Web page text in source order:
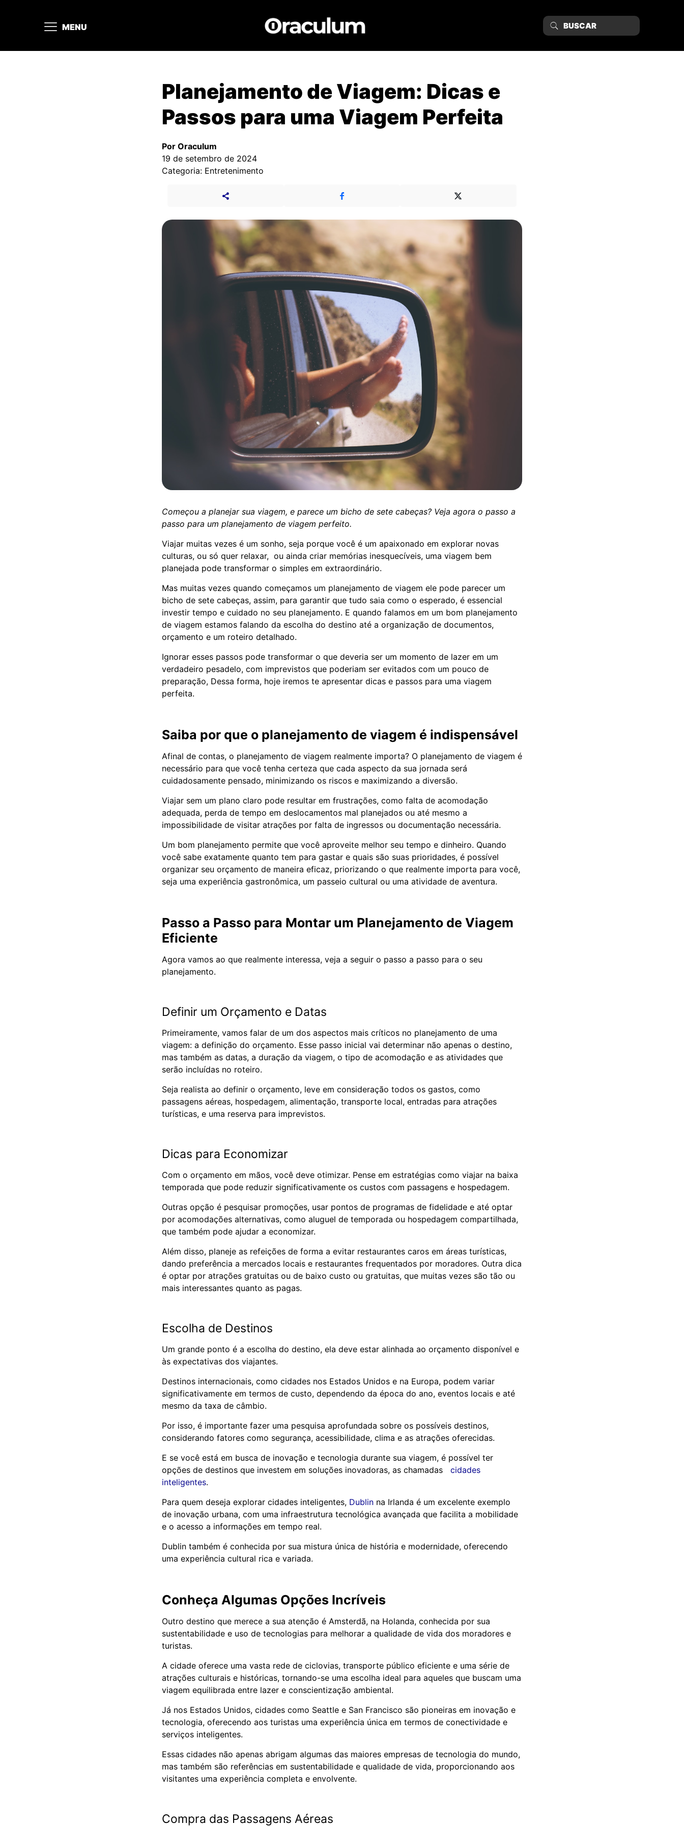
MENU
Planejamento de Viagem: Dicas e
Passos para uma Viagem Perfeita
Por Oraculum
19 de setembro de 2024
Categoria: Entretenimento
Começou a planejar sua viagem, e parece um bicho de sete cabeças? Veja agora o passo a
passo para um planejamento de viagem perfeito.
Viajar muitas vezes é um sonho, seja porque você é um apaixonado em explorar novas
culturas, ou só quer relaxar, ou ainda criar memórias inesquecíveis, uma viagem bem
planejada pode transformar o simples em extraordinário.
Mas muitas vezes quando começamos um planejamento de viagem ele pode parecer um
bicho de sete cabeças, assim, para garantir que tudo saia como o esperado, é essencial
investir tempo e cuidado no seu planejamento. E quando falamos em um bom planejamento
de viagem estamos falando da escolha do destino até a organização de documentos,
orçamento e um roteiro detalhado.
Ignorar esses passos pode transformar o que deveria ser um momento de lazer em um
verdadeiro pesadelo, com imprevistos que poderiam ser evitados com um pouco de
preparação, Dessa forma, hoje iremos te apresentar dicas e passos para uma viagem
perfeita.
Saiba por que o planejamento de viagem é indispensável
Afinal de contas, o planejamento de viagem realmente importa? O planejamento de viagem é
necessário para que você tenha certeza que cada aspecto da sua jornada será
cuidadosamente pensado, minimizando os riscos e maximizando a diversão.
Viajar sem um plano claro pode resultar em frustrações, como falta de acomodação
adequada, perda de tempo em deslocamentos mal planejados ou até mesmo a
impossibilidade de visitar atrações por falta de ingressos ou documentação necessária.
Um bom planejamento permite que você aproveite melhor seu tempo e dinheiro. Quando
você sabe exatamente quanto tem para gastar e quais são suas prioridades, é possível
organizar seu orçamento de maneira eficaz, priorizando o que realmente importa para você,
seja uma experiência gastronômica, um passeio cultural ou uma atividade de aventura.
Passo a Passo para Montar um Planejamento de Viagem
Eficiente
Agora vamos ao que realmente interessa, veja a seguir o passo a passo para o seu
planejamento.
Definir um Orçamento e Datas
Primeiramente, vamos falar de um dos aspectos mais críticos no planejamento de uma
viagem: a definição do orçamento. Esse passo inicial vai determinar não apenas o destino,
mas também as datas, a duração da viagem, o tipo de acomodação e as atividades que
serão incluídas no roteiro.
Seja realista ao definir o orçamento, leve em consideração todos os gastos, como
passagens aéreas, hospedagem, alimentação, transporte local, entradas para atrações
turísticas, e uma reserva para imprevistos.
Dicas para Economizar
Com o orçamento em mãos, você deve otimizar. Pense em estratégias como viajar na baixa
temporada que pode reduzir significativamente os custos com passagens e hospedagem.
Outras opção é pesquisar promoções, usar pontos de programas de fidelidade e até optar
por acomodações alternativas, como aluguel de temporada ou hospedagem compartilhada,
que também pode ajudar a economizar.
Além disso, planeje as refeições de forma a evitar restaurantes caros em áreas turísticas,
dando preferência a mercados locais e restaurantes frequentados por moradores. Outra dica
é optar por atrações gratuitas ou de baixo custo ou gratuitas, que muitas vezes são tão ou
mais interessantes quanto as pagas.
Escolha de Destinos
Um grande ponto é a escolha do destino, ela deve estar alinhada ao orçamento disponível e
às expectativas dos viajantes.
Destinos internacionais, como cidades nos Estados Unidos e na Europa, podem variar
significativamente em termos de custo, dependendo da época do ano, eventos locais e até
mesmo da taxa de câmbio.
Por isso, é importante fazer uma pesquisa aprofundada sobre os possíveis destinos,
considerando fatores como segurança, acessibilidade, clima e as atrações oferecidas.
E se você está em busca de inovação e tecnologia durante sua viagem, é possível ter
opções de destinos que investem em soluções inovadoras, as chamadas
cidades
inteligentes.
Para quem deseja explorar cidades inteligentes, Dublin na Irlanda é um excelente exemplo
de inovação urbana, com uma infraestrutura tecnológica avançada que facilita a mobilidade
e o acesso a informações em tempo real.
Dublin também é conhecida por sua mistura única de história e modernidade, oferecendo
uma experiência cultural rica e variada.
Conheça Algumas Opções Incríveis
Outro destino que merece a sua atenção é Amsterdã, na Holanda, conhecida por sua
sustentabilidade e uso de tecnologias para melhorar a qualidade de vida dos moradores e
turistas.
A cidade oferece uma vasta rede de ciclovias, transporte público eficiente e uma série de
atrações culturais e históricas, tornando-se uma escolha ideal para aqueles que buscam uma
viagem equilibrada entre lazer e conscientização ambiental.
Já nos Estados Unidos, cidades como Seattle e San Francisco são pioneiras em inovação e
tecnologia, oferecendo aos turistas uma experiência única em termos de conectividade e
serviços inteligentes.
Essas cidades não apenas abrigam algumas das maiores empresas de tecnologia do mundo,
mas também são referências em sustentabilidade e qualidade de vida, proporcionando aos
visitantes uma experiência completa e envolvente.
Compra das Passagens Aéreas